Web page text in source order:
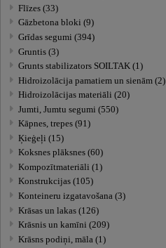
Flīzes (33)
Gāzbetona bloki (9)
Grīdas segumi (394)
Gruntis (3)
Grunts stabilizators SOILTAK (1)
Hidroizolācija pamatiem un sienām (2)
Hidroizolācijas materiāli (20)
Jumti, Jumtu segumi (550)
Kāpnes, trepes (91)
Ķieģeļi (15)
Koksnes plāksnes (60)
Kompozītmateriāli (1)
Konstrukcijas (105)
Konteineru izgatavošana (3)
Krāsas un lakas (126)
Krāsnis un kamīni (209)
Krāsns podiņi, māla (1)